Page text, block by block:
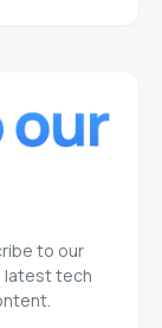
to our
latest tech